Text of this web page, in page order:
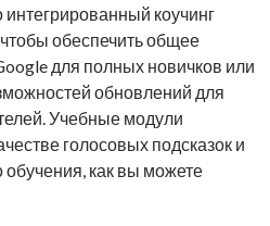
коучинг
обеспечить общее
для полных новичков или
обновлений для
Учебные модули
голосовых подсказок и
обучения, как вы можете